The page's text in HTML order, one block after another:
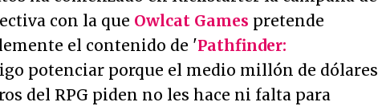
con la que Owlcat Games pretende
el contenido de 'Pathfinder:
potenciar porque el medio millón de dólares
del RPG piden no les hace ni falta para